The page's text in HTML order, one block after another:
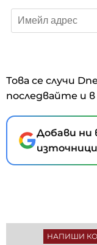
Това се случи
последвайте и в
Добави ни
НАПИШИ